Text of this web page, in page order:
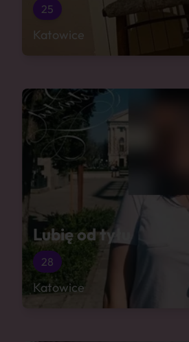
25
Katowice
Lubię od tyłu
28
Katowice